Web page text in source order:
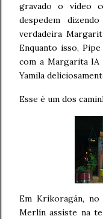
gravado o vídeo
despedem
verdadeira
Enquanto isso,
com a Margarita IA
Yamila
Esse é um dos
Em Krikoragán,
Merlín assiste na